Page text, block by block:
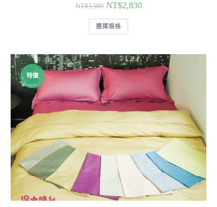
NT$3,980 NT$2,830
選擇規格
特價